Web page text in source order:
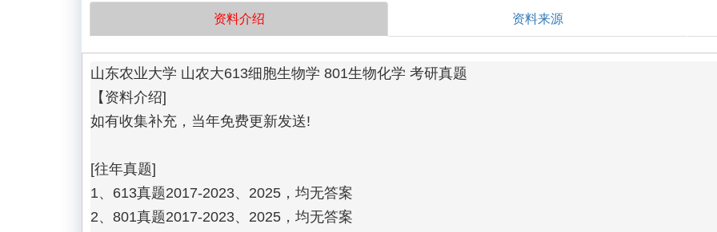
资料介绍 资料来源
山东农业大学 山农大613细胞生物学 801生物化学 考研真题
【资料介绍]
如有收集补充，当年免费更新发送!
[往年真题]
1、613真题2017-2023、2025，均无答案
2、801真题2017-2023、2025，均无答案